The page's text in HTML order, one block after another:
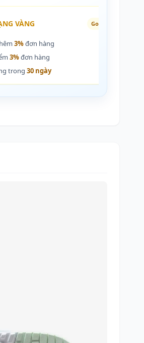
VÀNG Gold
3%đơn hàng
3%đơn hàng
trong 30 ngày